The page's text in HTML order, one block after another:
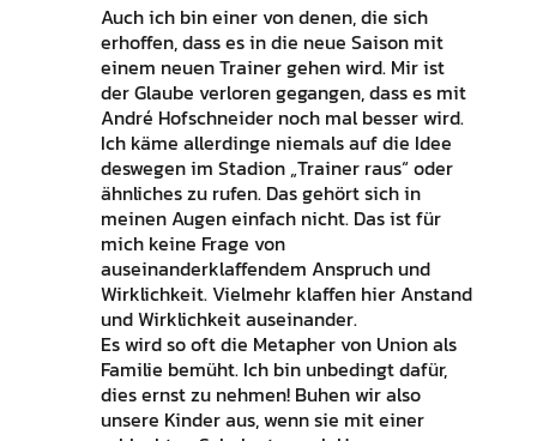
Auch ich bin einer von denen, die sich
erhoffen, dass es in die neue Saison mit
einem neuen Trainer gehen wird. Mir ist
der Glaube verloren gegangen, dass es mit
André Hofschneider noch mal besser wird.
Ich käme allerdinge niemals auf die Idee
deswegen im Stadion „Trainer raus“ oder
ähnliches zu rufen. Das gehört sich in
meinen Augen einfach nicht. Das ist für
mich keine Frage von
auseinanderklaffendem Anspruch und
Wirklichkeit. Vielmehr klaffen hier Anstand
und Wirklichkeit auseinander.
Es wird so oft die Metapher von Union als
Familie bemüht. Ich bin unbedingt dafür,
dies ernst zu nehmen! Buhen wir also
unsere Kinder aus, wenn sie mit einer